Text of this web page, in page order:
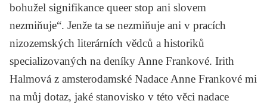
bohužel signifikance queer stop ani slovem
nezmiňuje“. Jenže ta se nezmiňuje ani v pracích
nizozemských literárních vědců a historiků
specializovaných na deníky Anne Frankové. Irith
Halmová z amsterodamské Nadace Anne Frankové mi
na můj dotaz, jaké stanovisko v této věci nadace